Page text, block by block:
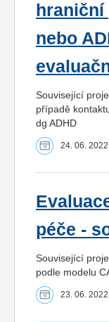
nebo
Související
případě
dg ADHD
24. 06. 2022
péče -
Související
podle modelu
23. 06. 2022